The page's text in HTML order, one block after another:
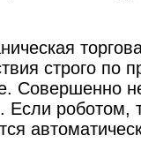
строго по
Совершенно
Если роботом,